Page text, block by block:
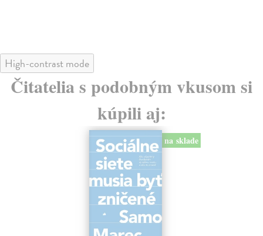
High-contrast mode
Čitatelia s podobným vkusom si
kúpili aj:
na sklade